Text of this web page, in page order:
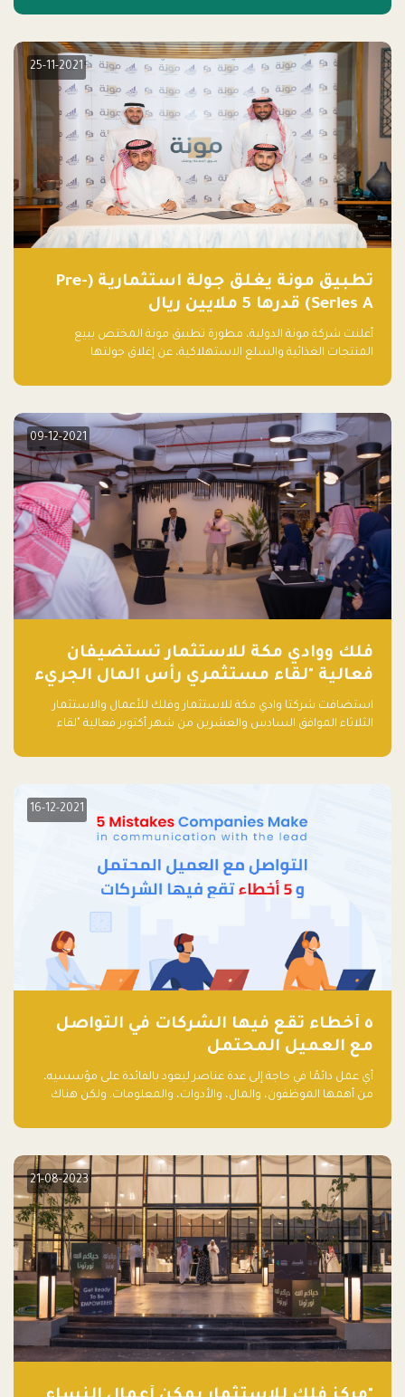
25-11-2021
تطبيق مونة يغلق جولة استثمارية (Pre-
Series A) قدرها 5 ملايين ريال
أعلنت شركة مونة الدولية، مطورة تطبيق مونة المختص ببيع
المنتجات الغذائية والسلع الاستهلاكية، عن إغلاق جولتها
دولار أمريكي)، بقيادة شركتي دعم المنشآت المحدودة وتسارع القابضة
09-12-2021
فلك ووادي مكة للاستثمار تستضيفان
فعالية "لقاء مستثمري رأس المال الجريء
في المنطقة"
استضافت شركتا وادي مكة للاستثمار وفلك للأعمال والاستثمار
الثلاثاء الموافق السادس والعشرين من شهر أكتوبر فعالية "لقاء
مشاركاً من أبرز صناديق رأس المال الجريء وممثلي المؤسسات
16-12-2021
٥ أخطاء تقع فيها الشركات في التواصل
مع العميل المحتمل
أي عمل دائمًا في حاجة إلى عدة عناصر ليعود بالفائدة على مؤسسيه،
من أهمها الموظفون، والمال، والأدوات، والمعلومات. ولكن هناك
أساسه ذلك العمل.
21-08-2023